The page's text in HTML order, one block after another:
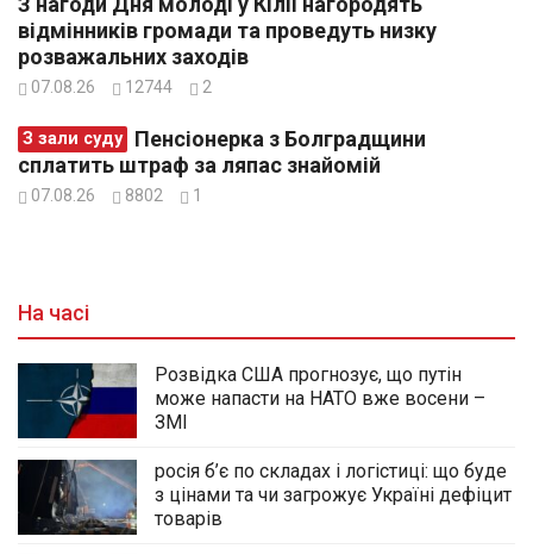
відмінників громади та проведуть низку
розважальних заходів
07.08.26 12744 2
З зали суду
сплатить штраф за ляпас знайомій
07.08.26 8802 1
На часі
Розвідка США прогнозує, що путін
може напасти на НАТО вже восени –
ЗМІ
росія б’є по складах і логістиці: що буде
з цінами та чи загрожує Україні дефіцит
товарів